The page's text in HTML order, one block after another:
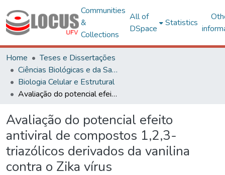
Communities
&
Collections
All of
DSpace
Statistics
Home
Teses e Dissertações
Ciências Biológicas e da Saúde
Biologia Celular e Estrutural
Avaliação do potencial efeito antiviral de compostos 1,2,3-triazólicos derivados da vanilina contra o Zika vírus
Avaliação do potencial efeito
antiviral de compostos 1,2,3-
triazólicos derivados da vanilina
contra o Zika vírus